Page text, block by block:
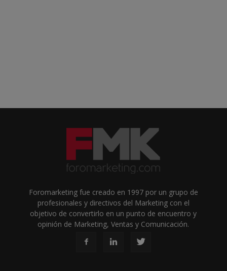
Foromarketing fue creado en 1997 por un grupo de
profesionales y directivos del Marketing con el
objetivo de convertirlo en un punto de encuentro y
opinión de Marketing, Ventas y Comunicación.